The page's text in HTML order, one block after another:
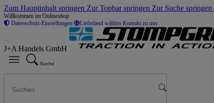
Zum Hauptinhalt springen Zur Topbar springen Zur Suche springen
Willkommen im Onlineshop
Datenschutz-Einstellungen
Lieferland wählen Kontakt zu uns
J+A Handels GmbH
Suche